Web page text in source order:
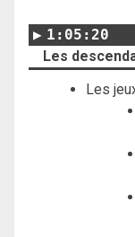
1:05:20
Les
Les